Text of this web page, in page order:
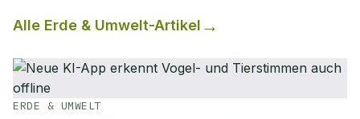
Alle Erde & Umwelt-Artikel
ERDE & UMWELT